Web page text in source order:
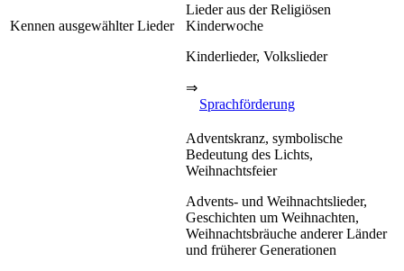
Kennen ausgewählter Lieder
Lieder aus der Religiösen
Kinderwoche
Kinderlieder, Volkslieder
⇒
Sprachförderung
Adventskranz, symbolische
Bedeutung des Lichts,
Weihnachtsfeier
Advents- und Weihnachtslieder,
Geschichten um Weihnachten,
Weihnachtsbräuche anderer Länder
und früherer Generationen